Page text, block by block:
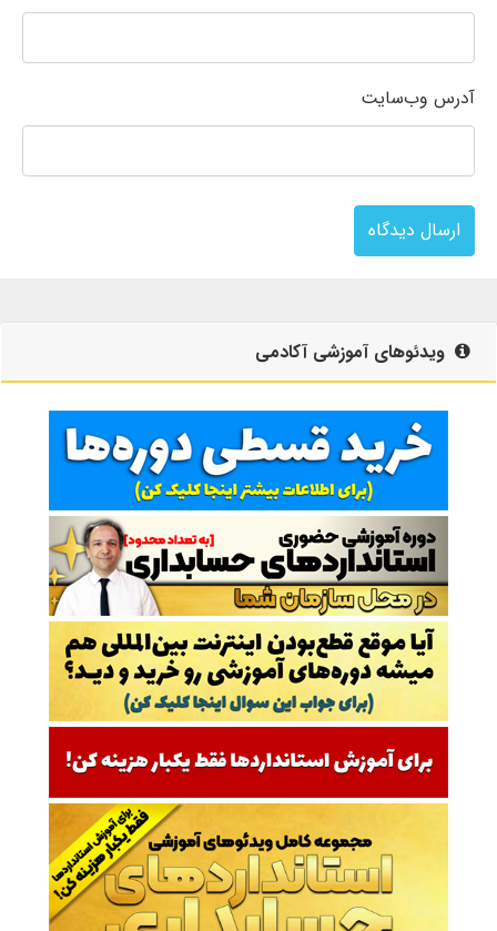
آدرس وب‌سایت
ارسال دیدگاه
ویدئوهای آموزشی آکادمی